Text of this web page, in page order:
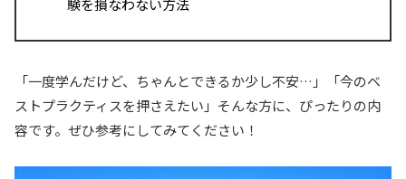
験を損なわない方法
「一度学んだけど、ちゃんとできるか少し不安…」「今のベ
ストプラクティスを押さえたい」そんな方に、ぴったりの内
容です。ぜひ参考にしてみてください！